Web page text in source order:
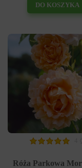
DO KOSZYKA
Róża Parkowa